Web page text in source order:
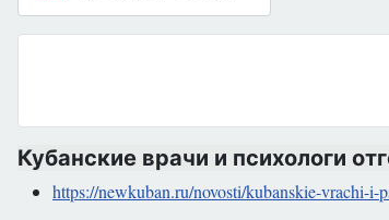
Кубанские врачи и психологи
https://newkuban.ru/novosti/kubanskie-vrachi-